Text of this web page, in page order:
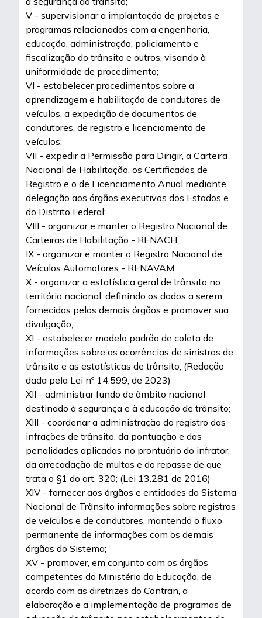
V - supervisionar a implantação de projetos e
programas relacionados com a engenharia,
educação, administração, policiamento e
fiscalização do trânsito e outros, visando à
uniformidade de procedimento;
VI - estabelecer procedimentos sobre a
aprendizagem e habilitação de condutores de
veículos, a expedição de documentos de
condutores, de registro e licenciamento de
veículos;
VII - expedir a Permissão para Dirigir, a Carteira
Nacional de Habilitação, os Certificados de
Registro e o de Licenciamento Anual mediante
delegação aos órgãos executivos dos Estados e
do Distrito Federal;
VIII - organizar e manter o Registro Nacional de
Carteiras de Habilitação - RENACH;
IX - organizar e manter o Registro Nacional de
Veículos Automotores - RENAVAM;
X - organizar a estatística geral de trânsito no
território nacional, definindo os dados a serem
fornecidos pelos demais órgãos e promover sua
divulgação;
XI - estabelecer modelo padrão de coleta de
informações sobre as ocorrências de sinistros de
trânsito e as estatísticas de trânsito; (Redação
dada pela Lei nº 14.599, de 2023)
XII - administrar fundo de âmbito nacional
destinado à segurança e à educação de trânsito;
XIII - coordenar a administração do registro das
infrações de trânsito, da pontuação e das
penalidades aplicadas no prontuário do infrator,
da arrecadação de multas e do repasse de que
trata o §1 do art. 320; (Lei 13.281 de 2016)
XIV - fornecer aos órgãos e entidades do Sistema
Nacional de Trânsito informações sobre registros
de veículos e de condutores, mantendo o fluxo
permanente de informações com os demais
órgãos do Sistema;
XV - promover, em conjunto com os órgãos
competentes do Ministério da Educação, de
acordo com as diretrizes do Contran, a
elaboração e a implementação de programas de